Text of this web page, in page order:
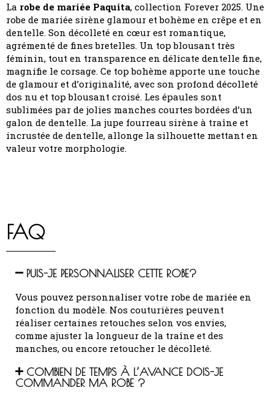
La robe de mariée Paquita, collection Forever 2025. Une
robe de mariée sirène glamour et bohème en crêpe et en
dentelle. Son décolleté en cœur est romantique,
agrémenté de fines bretelles. Un top blousant très
féminin, tout en transparence en délicate dentelle fine,
magnifie le corsage. Ce top bohème apporte une touche
de glamour et d’originalité, avec son profond décolleté
dos nu et top blousant croisé. Les épaules sont
sublimées par de jolies manches courtes bordées d’un
galon de dentelle. La jupe fourreau sirène à traîne et
incrustée de dentelle, allonge la silhouette mettant en
valeur votre morphologie.
FAQ
PUIS-JE PERSONNALISER CETTE ROBE?
Vous pouvez personnaliser votre robe de mariée en
fonction du modèle. Nos couturières peuvent
réaliser certaines retouches selon vos envies,
comme ajuster la longueur de la traîne et des
manches, ou encore retoucher le décolleté.
COMBIEN DE TEMPS À L’AVANCE DOIS-JE
COMMANDER MA ROBE ?